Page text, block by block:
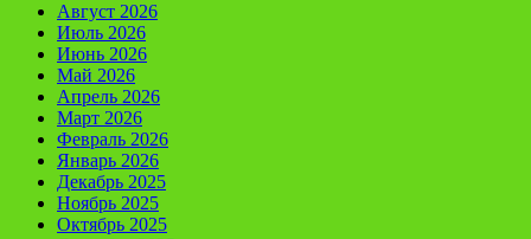
Август 2026
Июль 2026
Июнь 2026
Май 2026
Апрель 2026
Март 2026
Февраль 2026
Январь 2026
Декабрь 2025
Ноябрь 2025
Октябрь 2025